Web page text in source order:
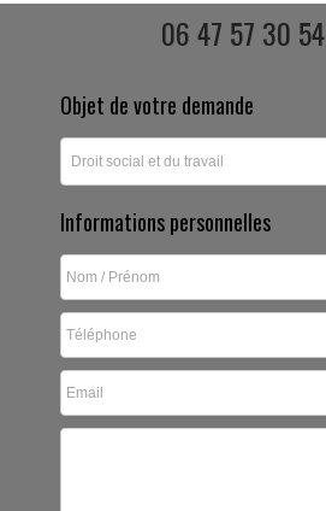
06 47 57 30 54
Objet de votre demande
Informations personnelles